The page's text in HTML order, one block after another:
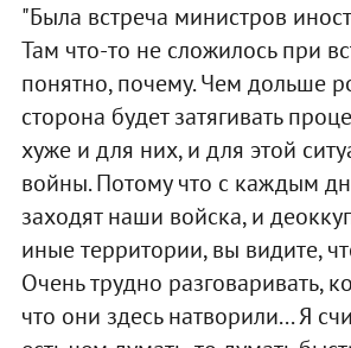
"Была встреча министров
Там что-то не сложилось при
понятно, почему. Чем дольше
сторона будет затягивать
хуже и для них, и для этой
войны. Потому что с каждым
заходят наши войска, и
иные территории, вы видите,
Очень трудно разговаривать,
что они здесь натворили... Я